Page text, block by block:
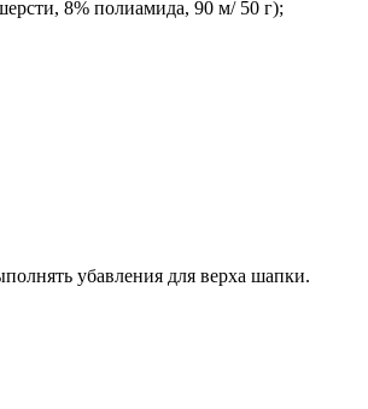
8% полиамида, 90 м/ 50 г);
убавления для верха шапки.